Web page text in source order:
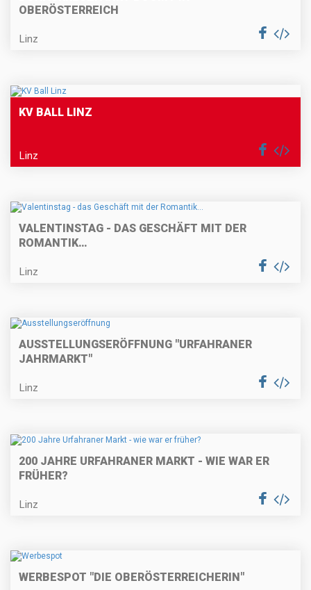
OBERÖSTERREICH
Linz
KV BALL LINZ
Linz
VALENTINSTAG - DAS GESCHÄFT MIT DER
ROMANTIK…
Linz
AUSSTELLUNGSERÖFFNUNG "URFAHRANER
JAHRMARKT"
Linz
200 JAHRE URFAHRANER MARKT - WIE WAR ER
FRÜHER?
Linz
WERBESPOT "DIE OBERÖSTERREICHERIN"